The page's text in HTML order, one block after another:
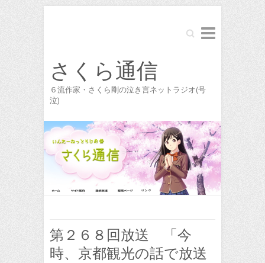
Search
さくら通信
６流作家・さくら剛の泣き言ネットラジオ(号
泣)
第２６８回放送 「今
時、京都観光の話で放送